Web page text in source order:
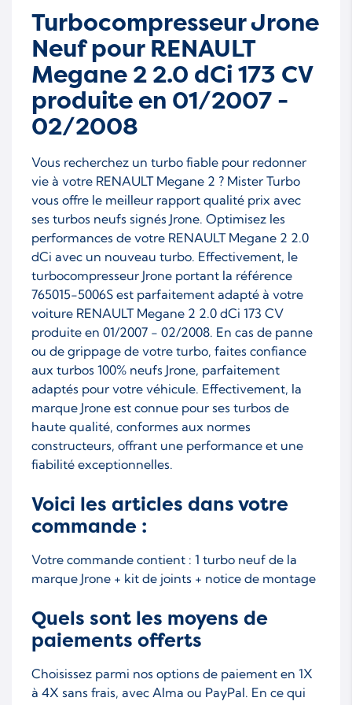
M9R 862
M9R 865
M9R 866
Turbocompresseur Jrone
Neuf pour RENAULT
Megane 2 2.0 dCi 173 CV
produite en 01/2007 -
02/2008
Vous recherchez un turbo fiable pour redonner
vie à votre RENAULT Megane 2 ? Mister Turbo
vous offre le meilleur rapport qualité prix avec
ses turbos neufs signés Jrone. Optimisez les
performances de votre RENAULT Megane 2 2.0
dCi avec un nouveau turbo. Effectivement, le
turbocompresseur Jrone portant la référence
765015-5006S est parfaitement adapté à votre
voiture RENAULT Megane 2 2.0 dCi 173 CV
produite en 01/2007 - 02/2008. En cas de panne
ou de grippage de votre turbo, faites confiance
aux turbos 100% neufs Jrone, parfaitement
adaptés pour votre véhicule. Effectivement, la
marque Jrone est connue pour ses turbos de
haute qualité, conformes aux normes
constructeurs, offrant une performance et une
fiabilité exceptionnelles.
Voici les articles dans votre
commande :
Votre commande contient : 1 turbo neuf de la
marque Jrone + kit de joints + notice de montage
Quels sont les moyens de
paiements offerts
Choisissez parmi nos options de paiement en 1X
à 4X sans frais, avec Alma ou PayPal. En ce qui